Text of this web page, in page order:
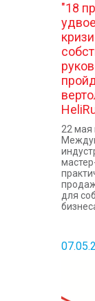
"18
22 мая
для